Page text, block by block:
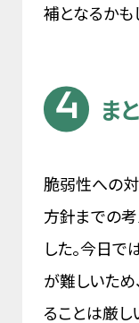
補となるかも
ま
脆弱性への
方針までの
した。今日で
が難しいため
ることは厳し